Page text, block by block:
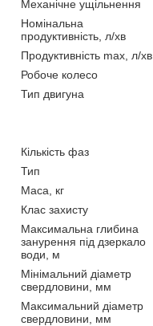
Механічне ущільнення
Номінальна
продуктивність, л/хв
Продуктивність max, л/хв
Робоче колесо
Тип двигуна
Кількість фаз
Тип
Маса, кг
Клас захисту
Максимальна глибина
занурення під дзеркало
води, м
Мінімальний діаметр
свердловини, мм
Максимальний діаметр
свердловини, мм